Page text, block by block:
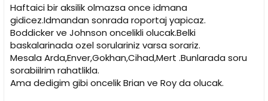
a
t
a
n
a
r
i
h
i
Haftaici bir aksilik olmazsa once idmana
gidicez.Idmandan sonrada roportaj yapicaz.
Boddicker ve Johnson oncelikli olucak.Belki
baskalarinada ozel sorulariniz varsa sorariz.
Mesala Arda,Enver,Gokhan,Cihad,Mert .Bunlarada soru
sorabiilrim rahatlikla.
Ama dedigim gibi oncelik Brian ve Roy da olucak.